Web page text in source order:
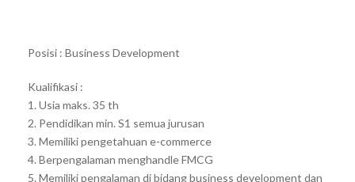
Posisi : Business Development
Kualifikasi :
1. Usia maks. 35 th
2. Pendidikan min. S1 semua jurusan
3. Memiliki pengetahuan e-commerce
4. Berpengalaman menghandle FMCG
5. Memiliki pengalaman di bidang business development dan